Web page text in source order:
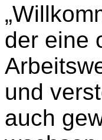
der eine
und
auch